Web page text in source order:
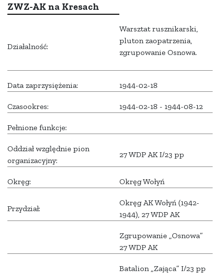
ZWZ-AK na Kresach
Działalność:
Warsztat rusznikarski,
pluton zaopatrzenia,
zgrupowanie Osnowa.
Data zaprzysiężenia: 1944-02-18
Czasookres: 1944-02-18 - 1944-08-12
Pełnione funkcje:
Oddział względnie pion
organizacyjny:
27 WDP AK I/23 pp
Okręg: Okręg Wołyń
Przydział:
Okręg AK Wołyń (1942-
1944), 27 WDP AK
Zgrupowanie „Osnowa”
27 WDP AK
Batalion „Zająca” I/23 pp